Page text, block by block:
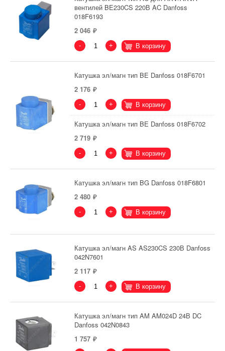
вентилей BE230CS 220В AC Danfoss
018F6193
2 046
- + В корзину
Катушка эл/магн тип BE Danfoss 018F6701
2 176
- + В корзину
Катушка эл/магн тип BE Danfoss 018F6702
2 719
- + В корзину
Катушка эл/магн тип BG Danfoss 018F6801
2 480
- + В корзину
Катушка эл/магн AS AS230CS 230В Danfoss
042N7601
2 117
- + В корзину
Катушка эл/магн тип AM AM024D 24В DC
Danfoss 042N0843
1 757